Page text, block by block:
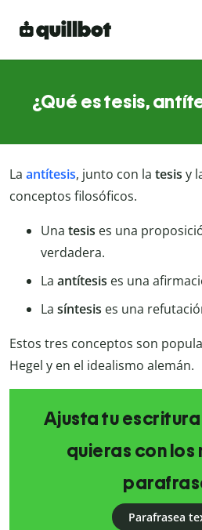
¿Qué es tesis,
La antítesis, junto con la tesis y
conceptos filosóficos.
Una tesis es una
verdadera.
La antítesis es una
La síntesis es una
Estos tres conceptos son
Hegel y en el idealismo alemán.
Ajusta tu
quieras con los
Parafrasea